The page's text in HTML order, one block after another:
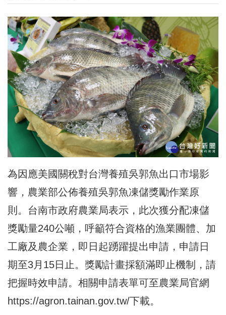
為因應美國關稅對台灣養殖吳郭魚出口市場影
響，農業部公佈養殖吳郭魚凍儲獎勵作業原
則。台南市政府農業局表示，此次獲分配凍儲
獎勵量240公噸，呼籲符合資格的漁業團體、加
工廠及農企業，即日起踴躍提出申請，申請日
期至3月15日止。獎勵計畫採額滿即止機制，請
把握時效申請。相關申請表單可至農業局官網
https://agron.tainan.gov.tw/下載。